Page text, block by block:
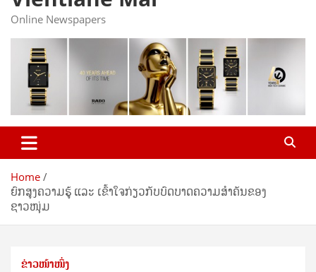
Online Newspapers
Home
ຍົກສູງຄວາມຮູ້ ແລະ ເຂົ້າໃຈກ່ຽວກັບບົດບາດຄວາມສຳຄັນຂອງ
ຊາວໜຸ່ມ
ຂ່າວໜ້າໜຶ່ງ